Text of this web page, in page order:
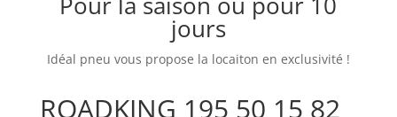
jours
Idéal pneu vous propose la locaiton en exclusivité !
ROADKING 195 50 15 82